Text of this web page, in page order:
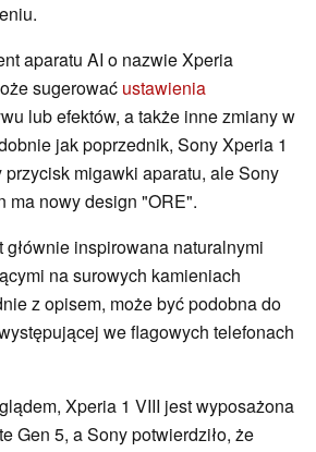
aparatu AI o nazwie Xperia
sugerować ustawienia
lub efektów, a także inne zmiany w
jak poprzednik, Sony Xperia 1
migawki aparatu, ale Sony
ma nowy design "ORE".
inspirowana naturalnymi
na surowych kamieniach
z opisem, może być podobna do
we flagowych telefonach
Xperia 1 VIII jest wyposażona
Gen 5, a Sony potwierdziło, że